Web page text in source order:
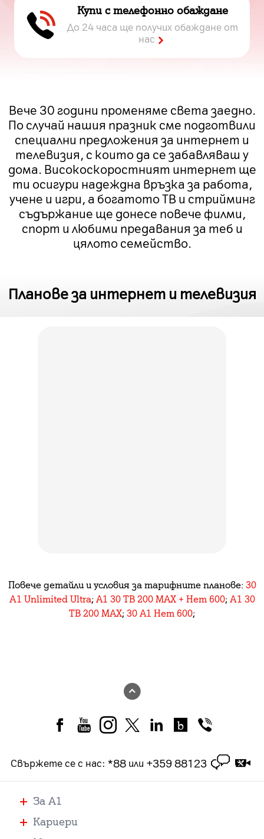
Купи с телефонно обаждане
До 24 часа ще получих обаждане от
нас
Вече 30 години променяме света заедно.
По случай нашия празник сме подготвили
специални предложения за интернет и
телевизия, с които да се забавляваш у
дома. Високоскоростният интернет ще
ти осигури надеждна връзка за работа,
учене и игри, а богатото ТВ и стрийминг
съдържание ще донесе повече филми,
спорт и любими предавания за теб и
цялото семейство.
Планове за интернет и телевизия
Повече детайли и условия за тарифните планове: 30
А1 Unlimited Ultra;A1 30 ТВ 200 MAX + Нет 600;А1 30
ТВ 200 MAX;30A1 Нет 600;
Свържете се с нас: *88 или +359 88123
За А1
Кариери